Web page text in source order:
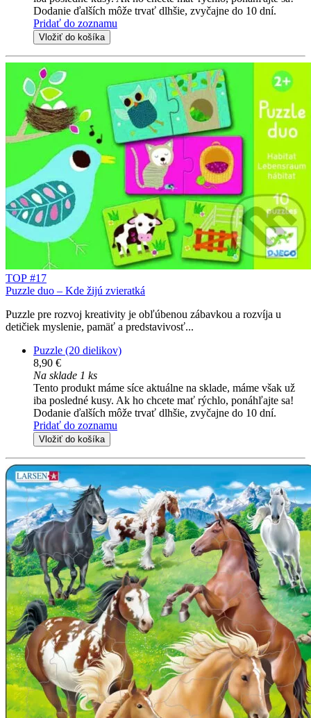
Dodanie ďalších môže trvať dlhšie, zvyčajne do 10 dní.
Pridať do zoznamu
Vložiť do košíka
TOP #17
Puzzle duo – Kde žijú zvieratká
Puzzle pre rozvoj kreativity je obľúbenou zábavkou a rozvíja u
detičiek myslenie, pamäť a predstavivosť...
Puzzle (20 dielikov)
8,90 €
Na sklade 1 ks
Tento produkt máme síce aktuálne na sklade, máme však už
iba posledné kusy. Ak ho chcete mať rýchlo, ponáhľajte sa!
Dodanie ďalších môže trvať dlhšie, zvyčajne do 10 dní.
Pridať do zoznamu
Vložiť do košíka